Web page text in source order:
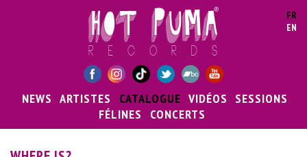
FR
EN
NEWS ARTISTES CATALOGUE VIDÉOS SESSIONS
FÉLINES
CONCERTS